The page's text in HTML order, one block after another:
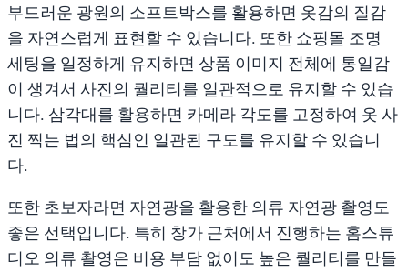
부드러운 광원의 소프트박스를 활용하면 옷감의 질감
을 자연스럽게 표현할 수 있습니다. 또한 쇼핑몰 조명
세팅을 일정하게 유지하면 상품 이미지 전체에 통일감
이 생겨서 사진의 퀄리티를 일관적으로 유지할 수 있습
니다. 삼각대를 활용하면 카메라 각도를 고정하여 옷 사
진 찍는 법의 핵심인 일관된 구도를 유지할 수 있습니
다.
또한 초보자라면 자연광을 활용한 의류 자연광 촬영도
좋은 선택입니다. 특히 창가 근처에서 진행하는 홈스튜
디오 의류 촬영은 비용 부담 없이도 높은 퀄리티를 만들